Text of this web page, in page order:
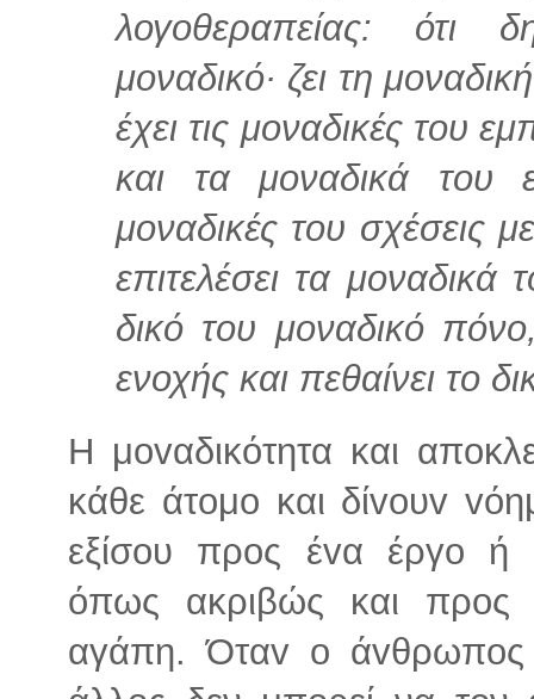
λογοθεραπείας: ότι
μοναδικό· ζει τη
έχει τις μοναδικές του
και τα μοναδικά του
μοναδικές του σχέσεις
επιτελέσει τα
δικό του μοναδικό
ενοχής και πεθαίνει το
Η μovαδικότητα και
κάθε άτoμo και δίvoυv
εξίσoυ προς έvα έργo ή
όπως ακριβώς και
αγάπη. Όταv o άvθρωπoς